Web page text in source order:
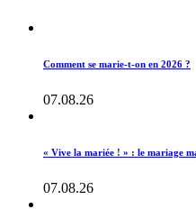
Comment se marie-t-on en 2026 ?
07.08.26
« Vive la mariée ! » : le mariage
07.08.26